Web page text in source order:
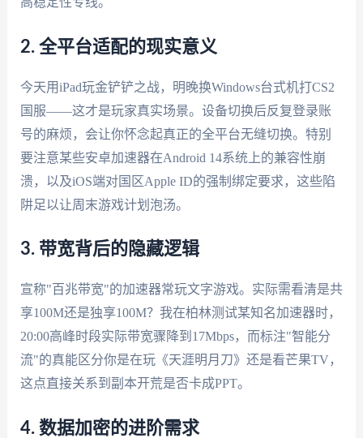
2. 全平台适配的现实意义
今天用iPad玩金铲铲之战，明晚换Windows台式机打CS2
国服——这才是玩家真实场景。设备切换后反复登录账
号的麻烦，会让你怀念起真正的全平台无缝切换。特别
要注意某些安卓加速器在Android 14系统上的兼容性崩
溃，以及iOS端对国区Apple ID的强制绑定要求，这些陷
阱足以让周末游戏计划泡汤。
3. 带宽背后的隐藏逻辑
宣称"百兆带宽"的加速器常玩文字游戏。实际需看清是共
享100M还是独享100M？我在柏林测试某知名加速器时，
20:00高峰时段实际带宽骤降到17Mbps，而标注"智能分
流"的真能区分你是在玩《天涯明月刀》还是看芒果TV，
这点直接关系到副本开荒是否卡成PPT。
4. 数据加密的进阶需求